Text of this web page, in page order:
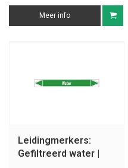
Meer info
Leidingmerkers:
Gefiltreerd water |